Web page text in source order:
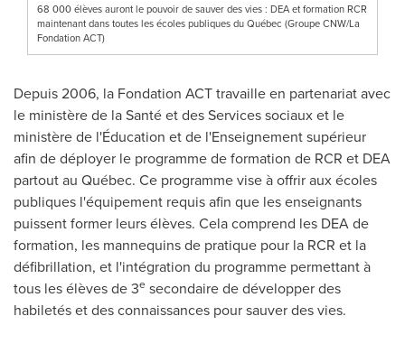
68 000 élèves auront le pouvoir de sauver des vies : DEA et formation RCR
maintenant dans toutes les écoles publiques du Québec (Groupe CNW/La
Fondation ACT)
Depuis 2006, la Fondation ACT travaille en partenariat avec
le ministère de la Santé et des Services sociaux et le
ministère de l'Éducation et de l'Enseignement supérieur
afin de déployer le programme de formation de RCR et DEA
partout au Québec. Ce programme vise à offrir aux écoles
publiques l'équipement requis afin que les enseignants
puissent former leurs élèves. Cela comprend les DEA de
formation, les mannequins de pratique pour la RCR et la
défibrillation, et l'intégration du programme permettant à
tous les élèves de 3e secondaire de développer des
habiletés et des connaissances pour sauver des vies.